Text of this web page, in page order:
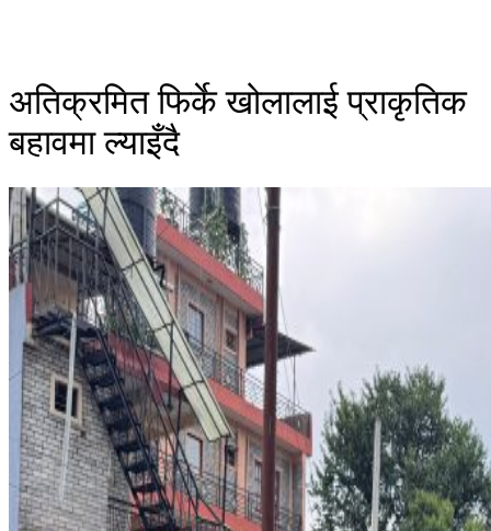
अतिक्रमित फिर्के खोलालाई प्राकृतिक
बहावमा ल्याइँदै